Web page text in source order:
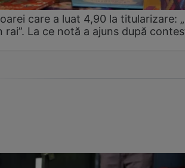
care a luat 4,90 la titularizare:
La ce notă a ajuns după